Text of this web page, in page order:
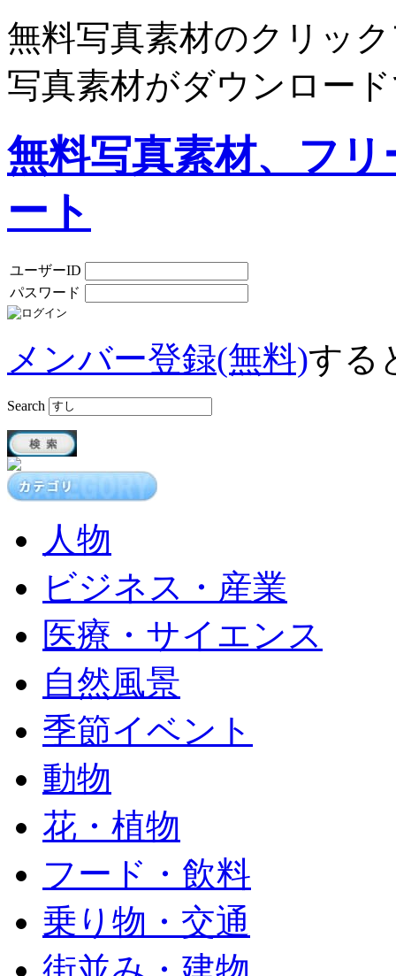
無料写真素材のクリッ
写真素材がダウンロー
無料写真素材、フ
ート
ユーザーID
パスワード
メンバー登録(無料)する
Search
人物
ビジネス・産業
医療・サイエンス
自然風景
季節イベント
動物
花・植物
フード・飲料
乗り物・交通